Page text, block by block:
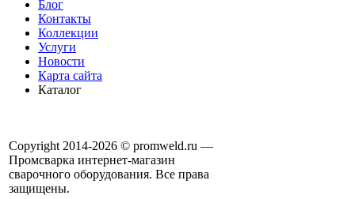
Блог
Контакты
Коллекции
Услуги
Новости
Карта сайта
Каталог
Copyright 2014-2026 © promweld.ru —
Промсварка интернет-магазин
сварочного оборудования. Все права
защищены.